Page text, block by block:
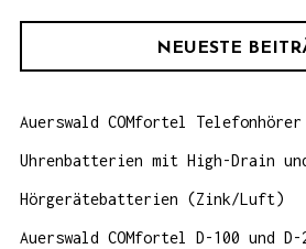
NEUESTE
Auerswald COMfortel
Uhrenbatterien mit High-Drain
Hörgerätebatterien (Zink/Luft)
Auerswald COMfortel D-100 und D-